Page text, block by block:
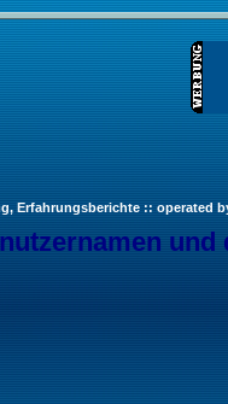
Erfahrungsberichte :: operated